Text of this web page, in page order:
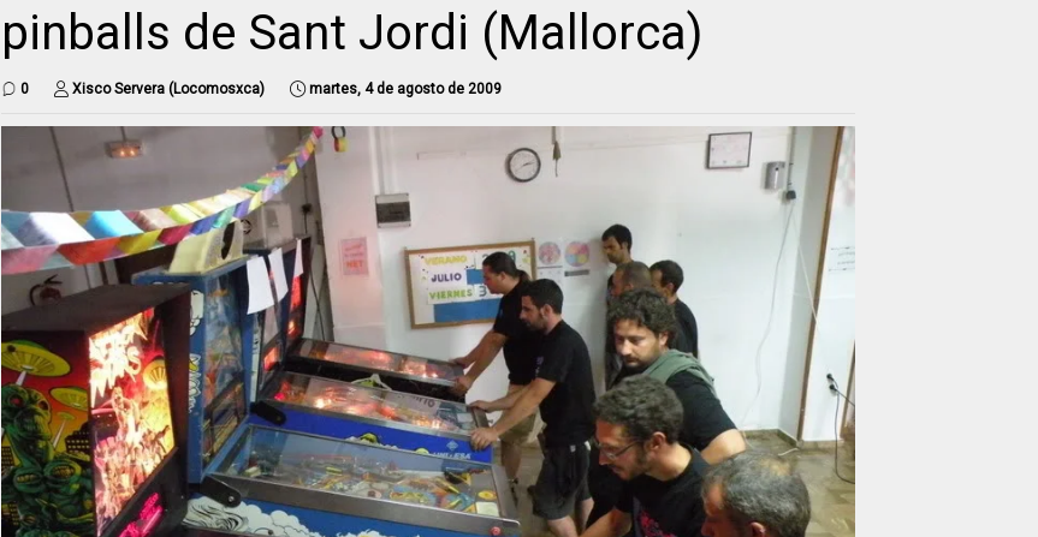
pinballs de Sant Jordi (Mallorca)
0 Xisco Servera (Locomosxca) martes, 4 de agosto de 2009